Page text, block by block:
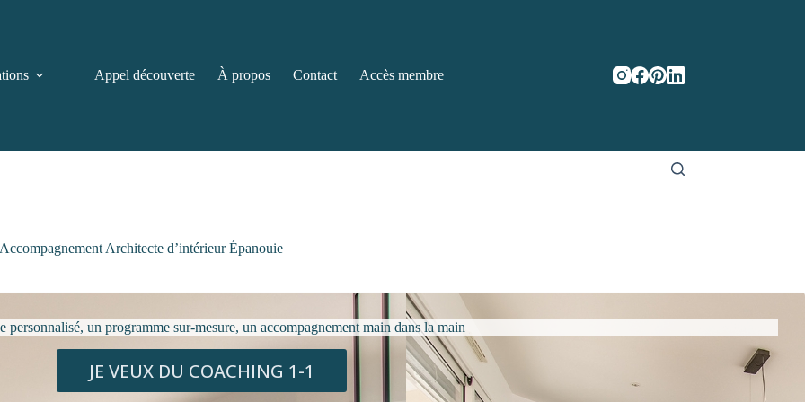
Appel découverte À propos Contact Accès membre
Accompagnement Architecte d’intérieur Épanouie
personnalisé, un programme sur-mesure, un accompagnement main dans la main
JE VEUX DU COACHING 1-1